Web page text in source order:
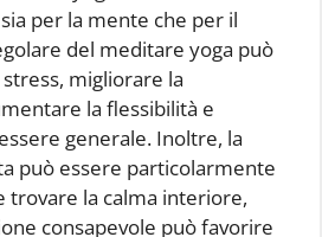
per la mente che per il
del meditare yoga può
migliorare la
la flessibilità e
generale. Inoltre, la
può essere particolarmente
trovare la calma interiore,
consapevole può favorire